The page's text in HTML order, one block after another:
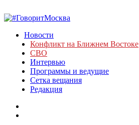
Новости
Конфликт на Ближнем Востоке
СВО
Интервью
Программы и ведущие
Сетка вещания
Редакция